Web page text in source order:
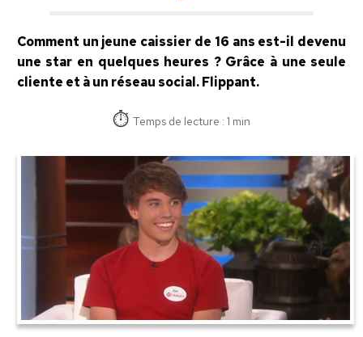
Comment un jeune caissier de 16 ans est-il devenu
une star en quelques heures ? Grâce à une seule
cliente et à un réseau social. Flippant.
Temps de lecture : 1 min